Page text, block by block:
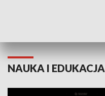
NAUKA I EDUKACJA